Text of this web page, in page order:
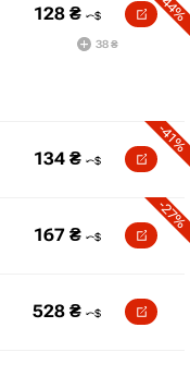
-44%
128 ₴
38 ₴
-41%
134 ₴
-27%
167 ₴
528 ₴